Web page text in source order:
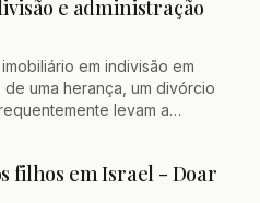
e administração
em indivisão em
uma herança, um divórcio
levam a
forçar legalmente a
partes. Descubra como
filhos em Israel - Doar